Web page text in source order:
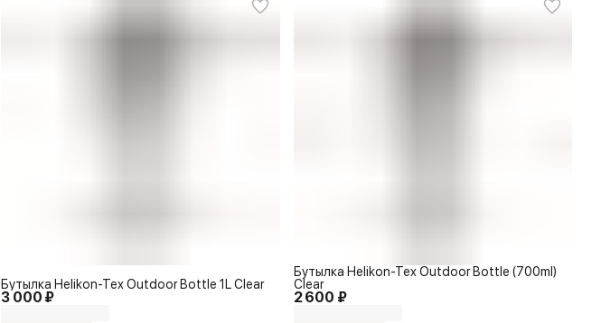
3 000 ₽
Бутылка Helikon-Tex Outdoor Bottle 1L Clear
2 600 ₽
Бутылка Helikon-Tex Outdoor Bottle (700ml)
Clear